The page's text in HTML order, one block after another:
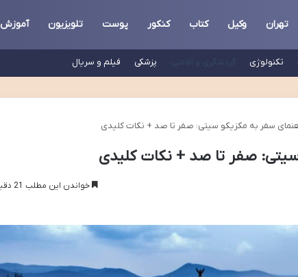
تهران وکیل کتاب کنکور پوست تلویزیون آموزش
تکنولوژی گردشگری و اقامتی پزشکی فیلم و سریال
سفر به مکزیکو سیتی: صفر تا صد + نکات کلیدی
صفر تا صد + نکات کلیدی
خواندن این مطلب 21 دقیقه زمان میبرد